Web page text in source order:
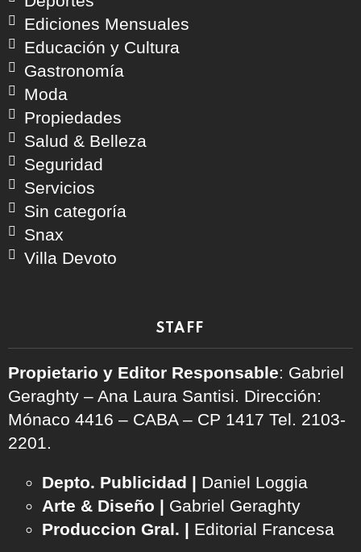
Ediciones Mensuales
Educación y Cultura
Gastronomía
Moda
Propiedades
Salud & Belleza
Seguridad
Servicios
Sin categoría
Snax
Villa Devoto
STAFF
Propietario y Editor Responsable: Gabriel
Geraghty – Ana Laura Santisi. Dirección:
Mónaco 4416 – CABA – CP 1417 Tel. 2103-
2201.
Depto. Publicidad | Daniel Loggia
Arte & Diseño | Gabriel Geraghty
Produccion Gral. | Editorial Francesa